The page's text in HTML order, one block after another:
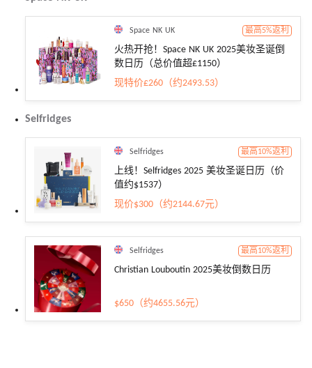
Space NK UK 最高5%返利
火热开抢！Space NK UK 2025美妆圣诞倒
数日历（总价值超£1150）
现特价£260（约2493.53）
Selfridges
Selfridges 最高10%返利
上线！Selfridges 2025 美妆圣诞日历（价
值约$1537）
现价$300（约2144.67元）
Selfridges 最高10%返利
Christian Louboutin 2025美妆倒数日历
$650（约4655.56元）